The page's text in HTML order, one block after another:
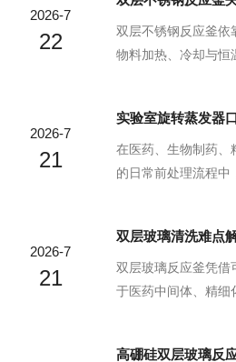
位问题、降低停机风
应釜由釜体夹套、搅
控换热系统组合而成
作，对双层夹套内部
设计要点缺乏系统认
热效率低下、局部过
障成因进行全面解析
型、工艺配套、设备
言双层不锈钢反应釜
2026-7
22
双层不锈钢反应釜依
物料加热、冷却与恒
质，选型不当易出现
设备受损、运行能耗
比冷却水与导热油的
时梳理冷热交替工艺
反应釜温控系统配置
锈钢反应釜内胆承载
2026-7
21
实验室旋转蒸发器
在医药、生物制药、
的日常前处理流程中
生产进度。市场上仪
业、贴牌贸易商两类
自身实验场景的厂家
2026-7
21
双层玻璃反应釜凭借
于医药中间体、精细